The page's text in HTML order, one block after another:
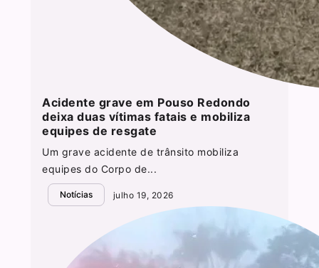
Acidente grave em Pouso Redondo
deixa duas vítimas fatais e mobiliza
equipes de resgate
Um grave acidente de trânsito mobiliza
equipes do Corpo de...
Notícias julho 19, 2026